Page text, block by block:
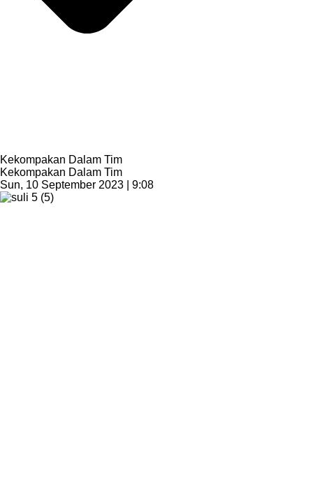
Kekompakan Dalam Tim
Kekompakan Dalam Tim
Sun, 10 September 2023 | 9:08